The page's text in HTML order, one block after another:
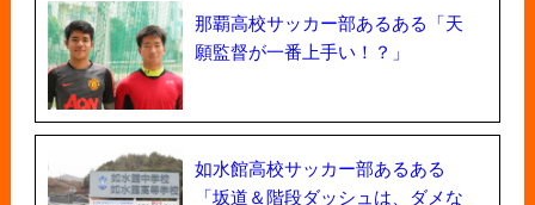
那覇高校サッカー部あるある「天
願監督が一番上手い！？」
如水館高校サッカー部あるある
「坂道＆階段ダッシュは、ダメな